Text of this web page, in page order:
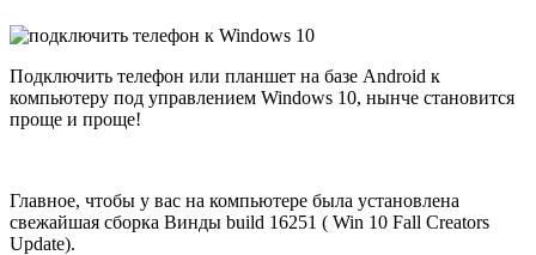
Подключить телефон или планшет на базе Android к
компьютеру под управлением Windows 10, нынче становится
проще и проще!
Главное, чтобы у вас на компьютере была установлена
свежайшая сборка Винды build 16251 ( Win 10 Fall Creators
Update).